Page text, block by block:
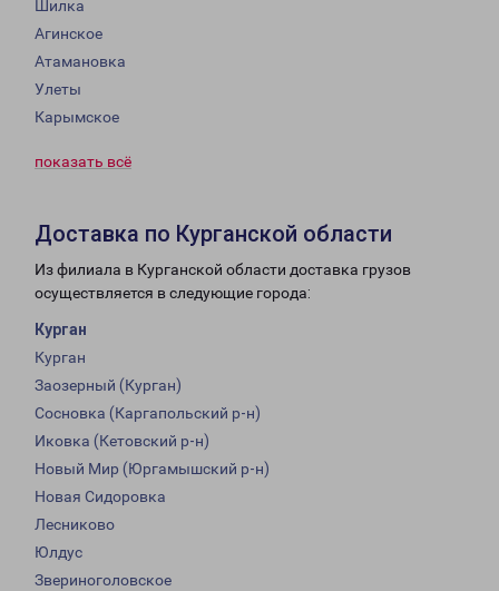
Шилка
Агинское
Атамановка
Улеты
Карымское
показать всё
Доставка по Курганской области
Из филиала в Курганской области доставка грузов
осуществляется в следующие города:
Курган
Курган
Заозерный (Курган)
Сосновка (Каргапольский р-н)
Иковка (Кетовский р-н)
Новый Мир (Юргамышский р-н)
Новая Сидоровка
Лесниково
Юлдус
Звериноголовское